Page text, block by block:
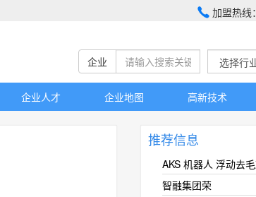
加盟热线：
企业
企业人才 企业地图 高新技术
推荐信息
智融集团荣